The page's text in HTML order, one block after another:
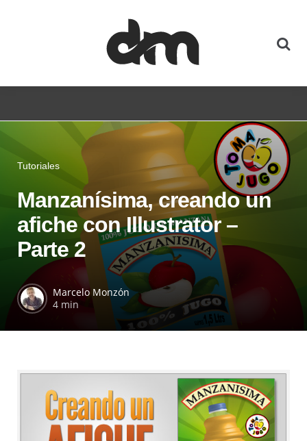
Tutoriales
Manzanísima, creando un
afiche con Illustrator –
Parte 2
Marcelo Monzón
4 min